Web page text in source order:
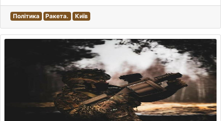
Політика Ракета. Київ